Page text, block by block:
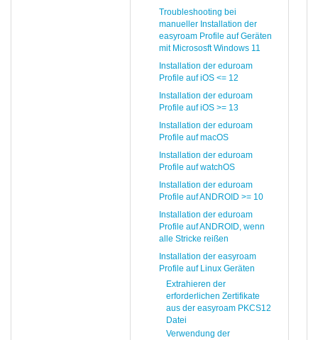
Troubleshooting bei
manueller Installation der
easyroam Profile auf Geräten
mit Micrososft Windows 11
Installation der eduroam
Profile auf iOS <= 12
Installation der eduroam
Profile auf iOS >= 13
Installation der eduroam
Profile auf macOS
Installation der eduroam
Profile auf watchOS
Installation der eduroam
Profile auf ANDROID >= 10
Installation der eduroam
Profile auf ANDROID, wenn
alle Stricke reißen
Installation der easyroam
Profile auf Linux Geräten
Extrahieren der
erforderlichen Zertifikate
aus der easyroam PKCS12
Datei
Verwendung der